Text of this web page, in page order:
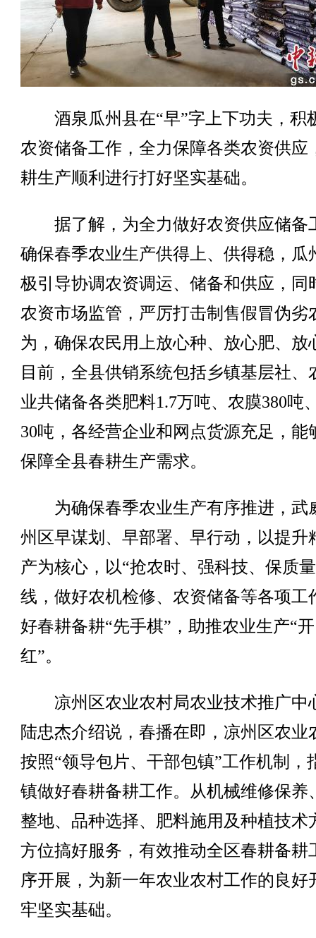
酒泉瓜州县在“早”字上下功夫，积
农资储备工作，全力保障各类农资供应
耕生产顺利进行打好坚实基础。
据了解，为全力做好农资供应储备
确保春季农业生产供得上、供得稳，瓜
极引导协调农资调运、储备和供应，同
农资市场监管，严厉打击制售假冒伪劣
为，确保农民用上放心种、放心肥、放
目前，全县供销系统包括乡镇基层社、
业共储备各类肥料1.7万吨、农膜380吨
30吨，各经营企业和网点货源充足，能
保障全县春耕生产需求。
为确保春季农业生产有序推进，武
州区早谋划、早部署、早行动，以提升
产为核心，以“抢农时、强科技、保质
线，做好农机检修、农资储备等各项工
好春耕备耕“先手棋”，助推农业生产“
红”。
凉州区农业农村局农业技术推广中
陆忠杰介绍说，春播在即，凉州区农业
按照“领导包片、干部包镇”工作机制，
镇做好春耕备耕工作。从机械维修保养
整地、品种选择、肥料施用及种植技术
方位搞好服务，有效推动全区春耕备耕
序开展，为新一年农业农村工作的良好
牢坚实基础。